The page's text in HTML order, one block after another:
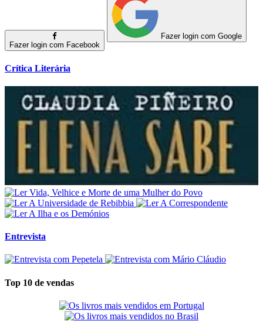
Fazer login com Facebook
Fazer login com Google
Crítica Literária
Entrevista
Top 10 de vendas